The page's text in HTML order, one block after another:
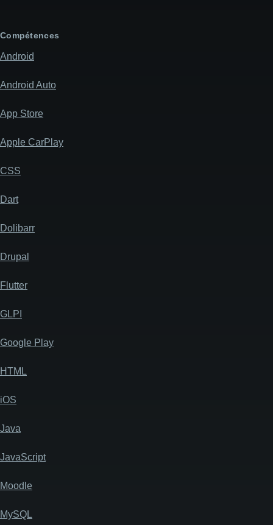
message
Compétences
Android
Android Auto
App Store
Apple CarPlay
CSS
Dart
Dolibarr
Drupal
Flutter
GLPI
Google Play
HTML
iOS
Java
JavaScript
Moodle
MySQL